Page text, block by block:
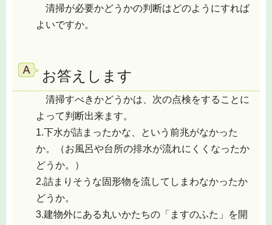
清掃が必要かどうかの判断はどのようにすれば
よいですか。
お答えします
清掃すべきかどうかは、次の点検をすることに
よって判断出来ます。
1.下水が詰まったかな、という前兆がなかった
か。（お風呂や台所の排水が流れにくくなったか
どうか。）
2.詰まりそうな固形物を流してしまわなかったか
どうか。
3.建物外にある丸いかたちの「ますのふた」を開